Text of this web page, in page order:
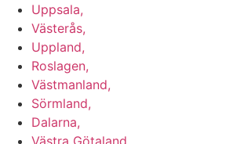
Uppsala,
Västerås,
Uppland,
Roslagen,
Västmanland,
Sörmland,
Dalarna,